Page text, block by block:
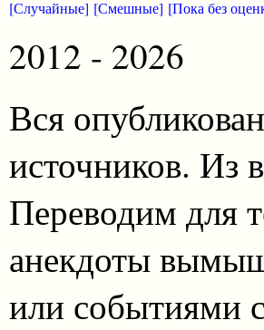
[Случайные] [Смешные] [Пока без
2012 - 2026
Вся
источников. Из
Переводим для
анекдоты
или событиями